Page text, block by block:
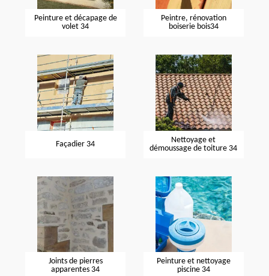
Peinture et décapage de
volet 34
Peintre, rénovation
boiserie bois34
Façadier 34
Nettoyage et
démoussage de toiture 34
Joints de pierres
apparentes 34
Peinture et nettoyage
piscine 34